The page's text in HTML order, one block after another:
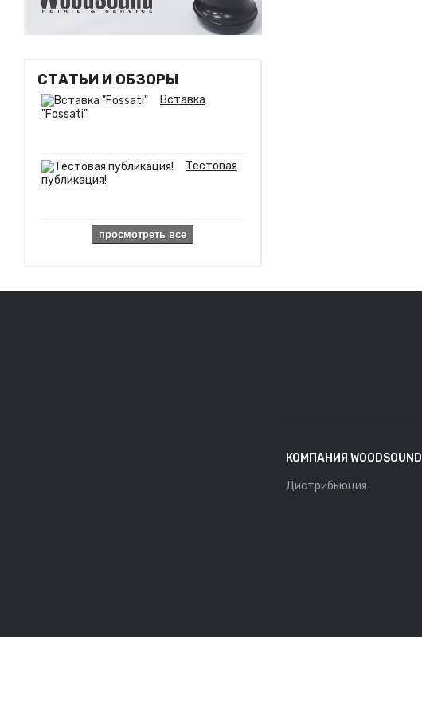
СТАТЬИ И ОБЗОРЫ
Вставка
"Fossati"
Тестовая
публикация!
просмотреть все
КОМПАНИЯ WOODSOUND
Дистрибьюция